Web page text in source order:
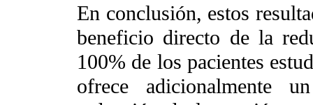
En conclusión, estos
beneficio directo de la
100% de los pacientes
ofrece adicionalmente